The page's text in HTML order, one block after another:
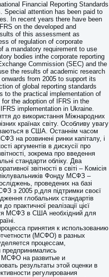
Financial Reporting Standards
Special attention has been paid to
In recent years there have been
on the developed and
of this assessment as
of regulation of corporate
a mandatory requirement to use
bodies inthe corporate reporting
Commission (SEC) and the
the results of academic research
from 2005 to support its
of global reporting standards
to the practical implementation of
the adoption of IFRS in the
implementation in Ukraine.
до використання Міжнародних
країнах світу. Особливу увагу
в США. Останнім часом
на розвинені ринки капіталу, і
аргументів в дискусії про
зокрема про введення
стандарти обліку. Два
звітності в світі – Комісія
Фонду МСФЗ –
проведених на базі
з 2005 р,для підтримки своєї
глобальних стандартів
практичної реалізації цієї
МСФЗ в США необхідний для
принятия к использованию
(МСФО) в разных
процессам,
МСФО на развитые и
результаты этой оценки в
регулирования